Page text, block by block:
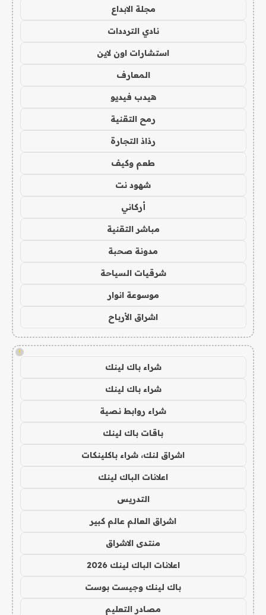
مجلة الابداع
نادي الترددات
استشارات اون لاين
المعارف
هيدب فيديو
رمح التقنية
رذاذ التجارة
طعم وكيف
شهود نت
أركاني
مباشر التقنية
مدونة صحبة
شرقيات السياحة
موسوعة انوار
اشراق الأرباح
!
شراء باك لينك
شراء باك لينك
شراء روابط نصية
باقات باك لينك
اشراق لنك، شراء باكلينكات
اعلانات الباك لينك
التدريس
اشراق العالم عالم كبير
منتدى الاشراق
اعلانات الباك لينك 2026
باك لينك وجيست بوست
مصادر التعليم